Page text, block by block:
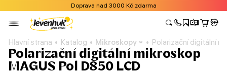
Doprava nad 3000 Kč zdarma
Hlavní strana Katalog Mikroskopy Polarizační digitální
Polarizační digitální mikroskop
MAGUS Pol D850 LCD